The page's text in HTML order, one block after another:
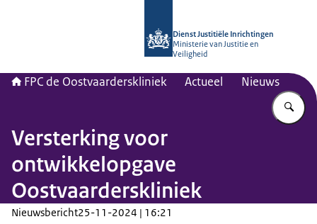
Dienst Justitiële Inrichtingen
Ministerie van Justitie en
Veiligheid
FPC de Oostvaarderskliniek Actueel Nieuws
Versterking voor
ontwikkelopgave
Oostvaarderskliniek
Nieuwsbericht25-11-2024 | 16:21